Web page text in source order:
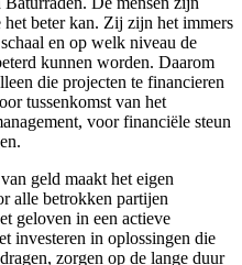
beter kan. Zij zijn het immers
en op welk niveau de
kunnen worden. Daarom
die projecten te financieren
tussenkomst van het
voor financiële steun
geld maakt het eigen
alle betrokken partijen
geloven in een actieve
investeren in oplossingen die
zorgen op de lange duur